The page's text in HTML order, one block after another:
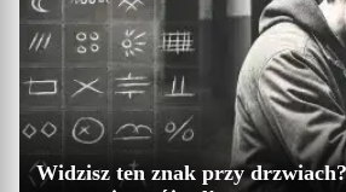
Widzisz ten znak przy